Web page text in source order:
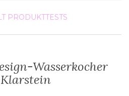
PRODUKTTESTS
Wasserkocher